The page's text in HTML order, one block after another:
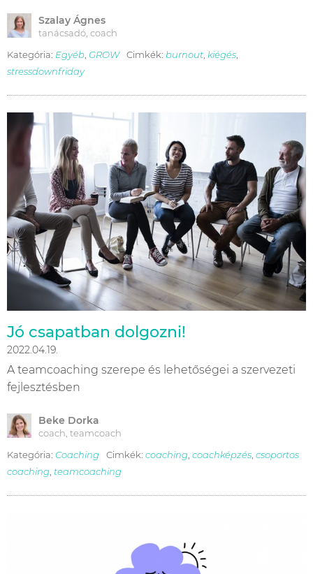
Szalay Ágnes
tanácsadó, coach
Kategória: Egyéb GROW Cimkék: burnout kiégés
stressdownfriday
Jó csapatban dolgozni!
2022.04.19.
A teamcoaching szerepe és lehetőségei a szervezeti
fejlesztésben
Beke Dorka
coach, teamcoach
Kategória: Coaching Cimkék: coaching coachképzés csoportos
coaching teamcoaching